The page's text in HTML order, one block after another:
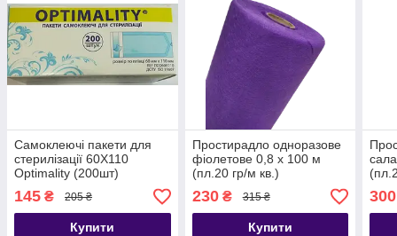
Самоклеючі пакети для
стерилізації 60Х110
Optimality (200шт)
145 ₴ 205 ₴
Купити
Простирадло одноразове
фіолетове 0,8 х 100 м
(пл.20 гр/м кв.)
230₴ 315 ₴
Купити
300